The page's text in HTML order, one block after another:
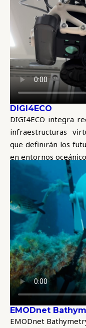
DIGI4ECO
DIGI4ECO integra
infraestructuras
que definirán los
en entornos
EMODnet
EMODnet